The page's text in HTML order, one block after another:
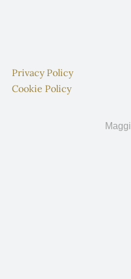
Privacy Policy
Cookie Policy